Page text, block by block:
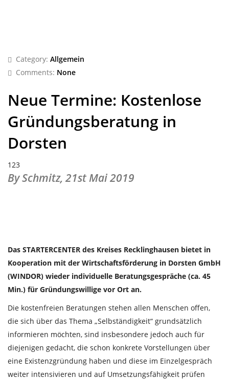
Category: Allgemein
Comments: None
Neue Termine: Kostenlose
Gründungsberatung in
Dorsten
123
By Schmitz, 21st Mai 2019
Das STARTERCENTER des Kreises Recklinghausen bietet in
Kooperation mit der Wirtschaftsförderung in Dorsten GmbH
(WINDOR) wieder individuelle Beratungsgespräche (ca. 45
Min.) für Gründungswillige vor Ort an.
Die kostenfreien Beratungen stehen allen Menschen offen,
die sich über das Thema „Selbständigkeit“ grundsätzlich
informieren möchten, sind insbesondere jedoch auch für
diejenigen gedacht, die schon konkrete Vorstellungen über
eine Existenzgründung haben und diese im Einzelgespräch
weiter intensivieren und auf Umsetzungsfähigkeit prüfen